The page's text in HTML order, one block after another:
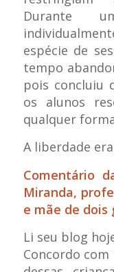
Durante
espécie de
tempo
pois concluiu
os alunos
qualquer
A liberdade
Comentário
Miranda,
e mãe de dois
Li seu blog
Concordo